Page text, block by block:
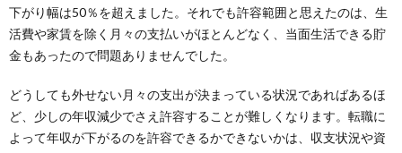
下がり幅は50％を超えました。それでも許容範囲と思えたのは、生
活費や家賃を除く月々の支払いがほとんどなく、当面生活できる貯
金もあったので問題ありませんでした。
どうしても外せない月々の支出が決まっている状況であればあるほ
ど、 少しの年収減少でさえ許容することが難しくなります。 転職に
よって年収が下がるのを許容できるかできないかは、収支状況や資